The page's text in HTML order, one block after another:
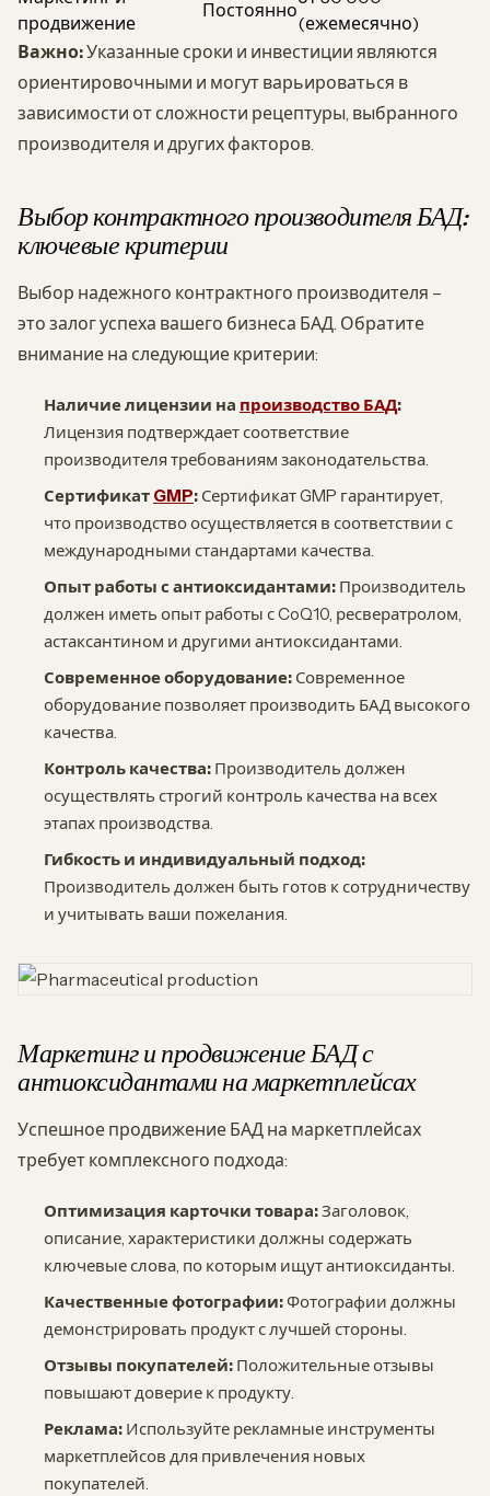
продвижение
Постоянно
(ежемесячно)
Важно:Указанные сроки и инвестиции являются
ориентировочными и могут варьироваться в
зависимости от сложности рецептуры, выбранного
производителя и других факторов.
Выбор контрактного производителя БАД:
ключевые критерии
Выбор надежного контрактного производителя –
это залог успеха вашего бизнеса БАД. Обратите
внимание на следующие критерии:
Наличие лицензии на производство БАД:
Лицензия подтверждает соответствие
производителя требованиям законодательства.
Сертификат GMP: Сертификат GMP гарантирует,
что производство осуществляется в соответствии с
международными стандартами качества.
Опыт работы с антиоксидантами: Производитель
должен иметь опыт работы с CoQ10, ресвератролом,
астаксантином и другими антиоксидантами.
Современное оборудование: Современное
оборудование позволяет производить БАД высокого
качества.
Контроль качества: Производитель должен
осуществлять строгий контроль качества на всех
этапах производства.
Гибкость и индивидуальный подход:
Производитель должен быть готов к сотрудничеству
и учитывать ваши пожелания.
Маркетинг и продвижение БАД с
антиоксидантами на маркетплейсах
Успешное продвижение БАД на маркетплейсах
требует комплексного подхода:
Оптимизация карточки товара:Заголовок,
описание, характеристики должны содержать
ключевые слова, по которым ищут антиоксиданты.
Качественные фотографии:Фотографии должны
демонстрировать продукт с лучшей стороны.
Отзывы покупателей: Положительные отзывы
повышают доверие к продукту.
Реклама: Используйте рекламные инструменты
маркетплейсов для привлечения новых
покупателей.